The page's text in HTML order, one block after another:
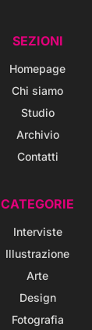
SEZIONI
Homepage
Chi siamo
Studio
Archivio
Contatti
CATEGORIE
Interviste
Illustrazione
Arte
Design
Fotografia